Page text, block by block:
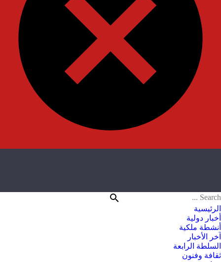
الرئيسية
أخبار دولية
أنشطة ملكية
آخر الأخبار
السلطة الرابعة
ثقافة وفنون